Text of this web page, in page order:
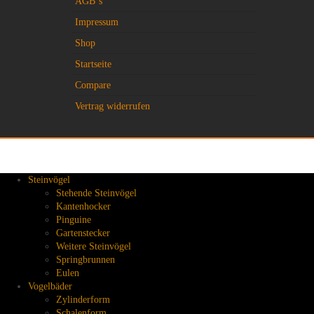
Impressum
Shop
Startseite
Compare
Vertrag widerrufen
Steinvögel
Stehende Steinvögel
Kantenhocker
Pinguine
Gartenstecker
Weitere Steinvögel
Springbrunnen
Eulen
Vogelbäder
Zylinderform